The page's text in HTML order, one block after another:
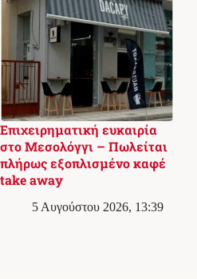
Επιχειρηματική ευκαιρία
στο Μεσολόγγι – Πωλείται
πλήρως εξοπλισμένο καφέ
take away
5 Αυγούστου 2026, 13:39